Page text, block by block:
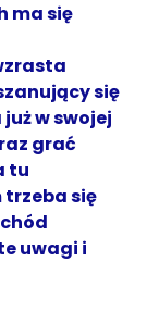
ma się
się
w swojej
grać
tu
się
uwagi i